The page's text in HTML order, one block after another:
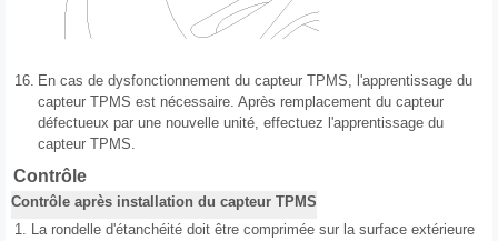
16. En cas de dysfonctionnement du capteur TPMS, l'apprentissage du
capteur TPMS est nécessaire. Après remplacement du capteur
défectueux par une nouvelle unité, effectuez l'apprentissage du
capteur TPMS.
Contrôle
Contrôle après installation du capteur TPMS
1. La rondelle d'étanchéité doit être comprimée sur la surface extérieure